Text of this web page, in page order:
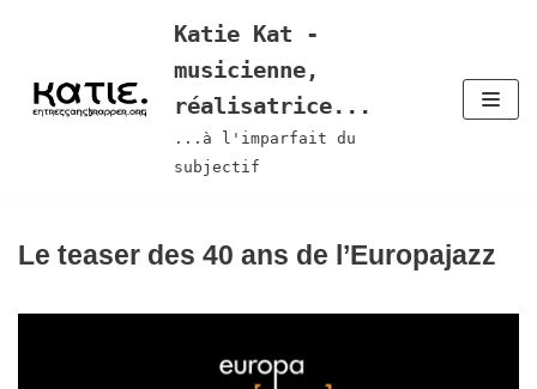
contenu
Katie Kat -
musicienne,
réalisatrice...
...à l'imparfait du
subjectif
Le teaser des 40 ans de l’Europajazz